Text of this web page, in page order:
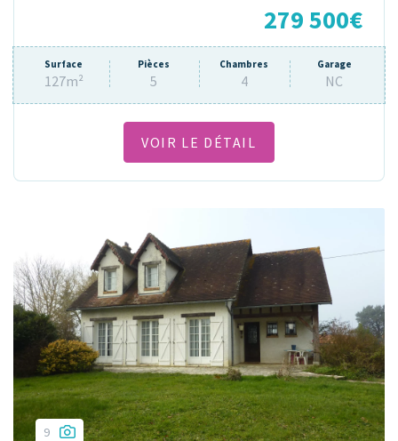
279 500€
Surface
127m²
Pièces
5
Chambres
4
Garage
NC
VOIR LE DÉTAIL
9